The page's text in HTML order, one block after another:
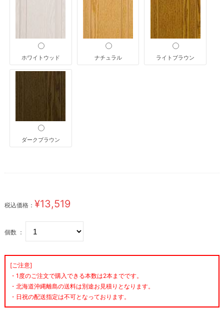
ホワイトウッド ナチュラル ライトブラウン
ダークブラウン
税込価格： ¥13,519
個数 ：
[ご注意]
・1度のご注文で購入できる本数は2本までです。
・北海道沖縄離島の送料は別途お見積りとなります。
・日祝の配送指定は不可となっております。